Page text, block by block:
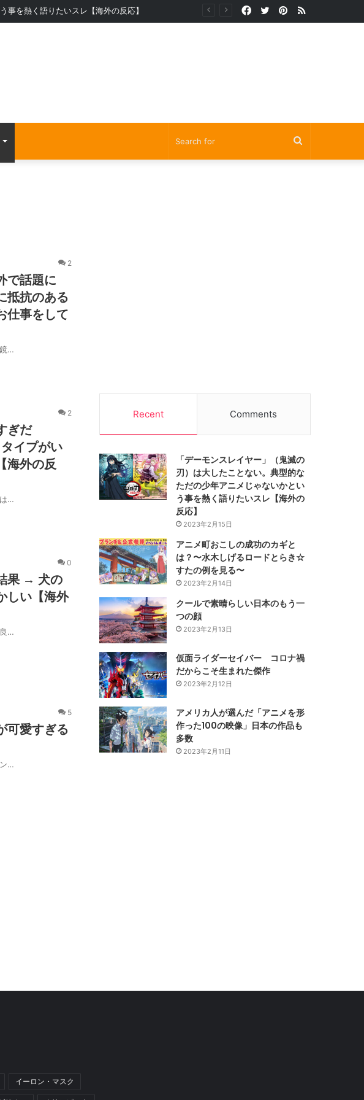
事を熱く語りたいスレ【海外の反応】 RSS
Pinterest
Twitter
Facebook
2
で話題に
抵抗のある
仕事をして
…
2
ぎだ
イプがい
海外の反
…
0
果 → 犬の
しい【海外
…
5
可愛すぎる
…
Recent Comments
「デーモンスレイヤー」（鬼滅の
刃）は大したことない。典型的な
ただの少年アニメじゃないかとい
う事を熱く語りたいスレ【海外の
反応】
2023年2月15日
アニメ町おこしの成功のカギと
は？〜水木しげるロードとらき☆
すたの例を見る〜
2023年2月14日
クールで素晴らしい日本のもう一
つの顔
2023年2月13日
仮面ライダーセイバー コロナ禍
だからこそ生まれた傑作
2023年2月12日
アメリカ人が選んだ「アニメを形
作った100の映像」日本の作品も
多数
2023年2月11日
イーロン・マスク